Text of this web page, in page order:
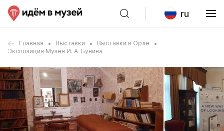
ru
Главная Выставки
Выставки в Орле
Экспозиция Музея И. А. Бунина